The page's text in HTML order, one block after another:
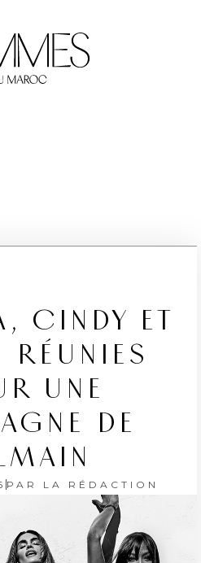
CINDY ET
UNE
DE
PAR LA RÉDACTION